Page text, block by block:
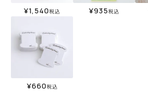
¥1,540税込 ¥935税込
¥660税込